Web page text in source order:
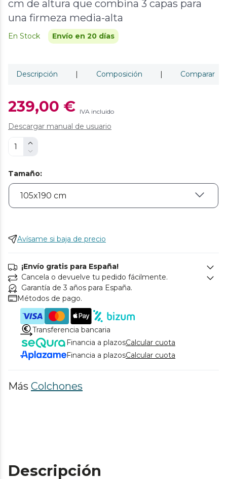
cm de altura que combina 3 capas para
una firmeza media-alta
En Stock Envío en 20 días
Descripción | Composición | Comparar
239,00 € IVA incluido
Descargar manual de usuario
Tamaño:
Avísame si baja de precio
¡Envío gratis para España!
Cancela o devuelve tu pedido fácilmente.
Garantía de 3 años para España.
Métodos de pago.
Transferencia bancaria
Financia a plazosCalcular cuota
Financia a plazosCalcular cuota
Más Colchones
Descripción